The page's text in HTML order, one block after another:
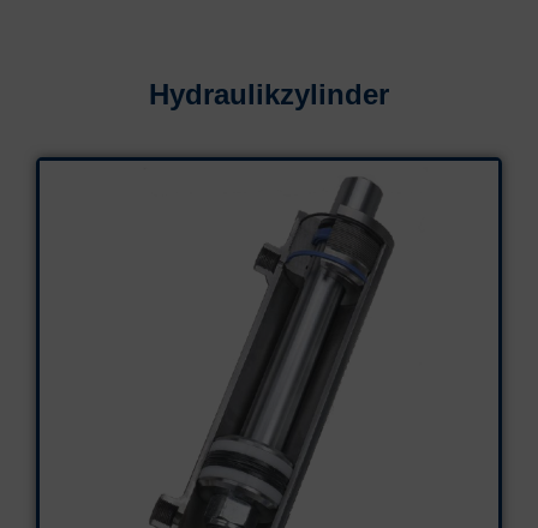
Hydraulikzylinder